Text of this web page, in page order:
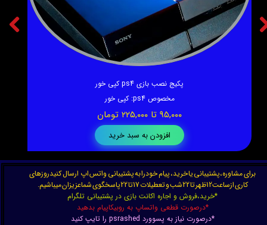
★★
پکیج نصب بازی ps4 کپی خور
مخصوص ps4
:کپی خور
۹۵,۰۰۰ تا ۲۲۵,۰۰۰ تومان
افزودن به سبد خرید
برای مشاوره،پشتیبانی یا خرید، پیام خودرا به پشتیبانی واتس اپ ارسال کنیدروزهای
کاری ازساعت12ظهر تا 22شب و تعطیلات 17تا 22پاسخگوی شماعزیزان میباشیم.
*خرید،فروش و اجاره اکانت بازی در پشتیبانی تلگرام
*درصورت قطعی واتساپ به روبیکاپیام بدهید
*درصورت نیاز به پسوورد psrashed را تایپ کنید